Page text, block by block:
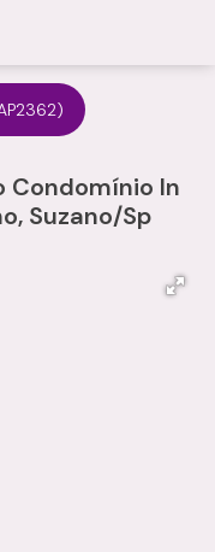
Condomínio In
Suzano/Sp